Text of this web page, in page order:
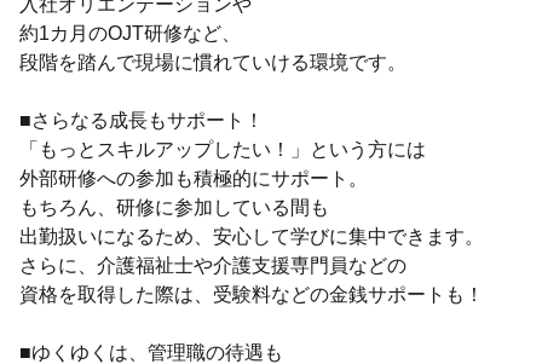
入社オリエンテーションや
約1カ月のOJT研修など、
段階を踏んで現場に慣れていける環境です。
■さらなる成長もサポート！
「もっとスキルアップしたい！」という方には
外部研修への参加も積極的にサポート。
もちろん、研修に参加している間も
出勤扱いになるため、安心して学びに集中できます。
さらに、介護福祉士や介護支援専門員などの
資格を取得した際は、受験料などの金銭サポートも！
■ゆくゆくは、管理職の待遇も